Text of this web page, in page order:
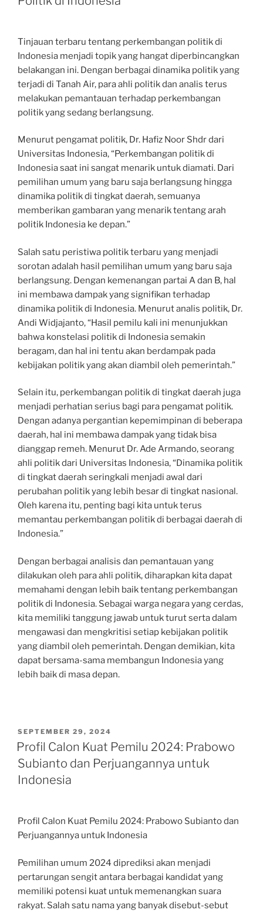
Tinjauan terbaru tentang perkembangan politik di
Indonesia menjadi topik yang hangat diperbincangkan
belakangan ini. Dengan berbagai dinamika politik yang
terjadi di Tanah Air, para ahli politik dan analis terus
melakukan pemantauan terhadap perkembangan
politik yang sedang berlangsung.
Menurut pengamat politik, Dr. Hafiz Noor Shdr dari
Universitas Indonesia, “Perkembangan politik di
Indonesia saat ini sangat menarik untuk diamati. Dari
pemilihan umum yang baru saja berlangsung hingga
dinamika politik di tingkat daerah, semuanya
memberikan gambaran yang menarik tentang arah
politik Indonesia ke depan.”
Salah satu peristiwa politik terbaru yang menjadi
sorotan adalah hasil pemilihan umum yang baru saja
berlangsung. Dengan kemenangan partai A dan B, hal
ini membawa dampak yang signifikan terhadap
dinamika politik di Indonesia. Menurut analis politik, Dr.
Andi Widjajanto, “Hasil pemilu kali ini menunjukkan
bahwa konstelasi politik di Indonesia semakin
beragam, dan hal ini tentu akan berdampak pada
kebijakan politik yang akan diambil oleh pemerintah.”
Selain itu, perkembangan politik di tingkat daerah juga
menjadi perhatian serius bagi para pengamat politik.
Dengan adanya pergantian kepemimpinan di beberapa
daerah, hal ini membawa dampak yang tidak bisa
dianggap remeh. Menurut Dr. Ade Armando, seorang
ahli politik dari Universitas Indonesia, “Dinamika politik
di tingkat daerah seringkali menjadi awal dari
perubahan politik yang lebih besar di tingkat nasional.
Oleh karena itu, penting bagi kita untuk terus
memantau perkembangan politik di berbagai daerah di
Indonesia.”
Dengan berbagai analisis dan pemantauan yang
dilakukan oleh para ahli politik, diharapkan kita dapat
memahami dengan lebih baik tentang perkembangan
politik di Indonesia. Sebagai warga negara yang cerdas,
kita memiliki tanggung jawab untuk turut serta dalam
mengawasi dan mengkritisi setiap kebijakan politik
yang diambil oleh pemerintah. Dengan demikian, kita
dapat bersama-sama membangun Indonesia yang
lebih baik di masa depan.
POSTED
ON
SEPTEMBER 29, 2024
Profil Calon Kuat Pemilu 2024: Prabowo
Subianto dan Perjuangannya untuk
Indonesia
Profil Calon Kuat Pemilu 2024: Prabowo Subianto dan
Perjuangannya untuk Indonesia
Pemilihan umum 2024 diprediksi akan menjadi
pertarungan sengit antara berbagai kandidat yang
memiliki potensi kuat untuk memenangkan suara
rakyat. Salah satu nama yang banyak disebut-sebut